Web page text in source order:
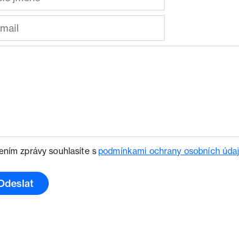
zprávy souhlasíte spodmínkami ochrany osobních